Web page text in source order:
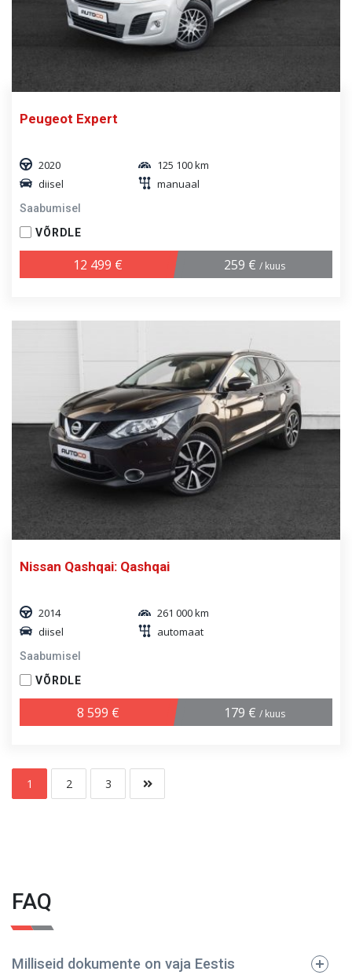
Peugeot Expert
2020
125 100 km
diisel
manuaal
Saabumisel
VÕRDLE
12 499 € 259 € / kuus
Nissan Qashqai: Qashqai
2014
261 000 km
diisel
automaat
Saabumisel
VÕRDLE
8 599 € 179 € / kuus
1 2 3
FAQ
Milliseid dokumente on vaja Eestis